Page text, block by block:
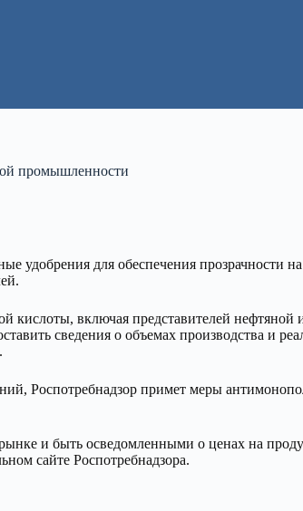
промышленности
удобрения для обеспечения
кислоты, включая представителей
сведения о объемах производства и
Роспотребнадзор примет меры
и быть осведомленными о ценах на
сайте Роспотребнадзора.